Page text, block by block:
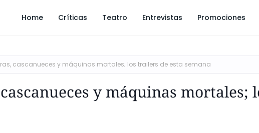
Home Críticas Teatro Entrevistas Promociones
cascanueces y máquinas mortales; los trailers de esta semana
y máquinas mortales;